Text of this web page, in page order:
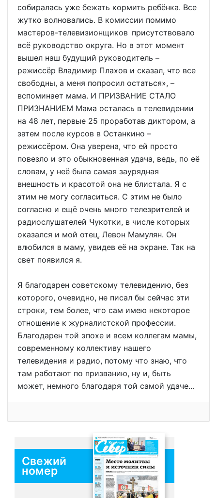
собиралась уже бежать кормить ребёнка. Все
жутко волновались. В комиссии помимо
мастеров-телевизионщиков присутствовало
всё руководство округа. Но в этот момент
вышел наш будущий руководитель –
режиссёр Владимир Плахов и сказал, что все
свободны, а меня попросил остаться», –
вспоминает мама. И ПРИЗВАНИЕ СТАЛО
ПРИЗНАНИЕМ Мама осталась в телевидении
на 48 лет, первые 25 проработав диктором, а
затем после курсов в Останкино –
режиссёром. Она уверена, что ей просто
повезло и это обыкновенная удача, ведь, по её
словам, у неё была самая заурядная
внешность и красотой она не блистала. Я с
этим не могу согласиться. С этим не было
согласно и ещё очень много телезрителей и
радиослушателей Чукотки, в числе которых
оказался и мой отец, Левон Мамулян. Он
влюбился в маму, увидев её на экране. Так на
свет появился я.
Я благодарен советскому телевидению, без
которого, очевидно, не писал бы сейчас эти
строки, тем более, что сам имею некоторое
отношение к журналистской профессии.
Благодарен той эпохе и всем коллегам мамы,
современному коллективу нашего
телевидения и радио, потому что знаю, что
там работают по призванию, ну и, быть
может, немного благодаря той самой удаче…
Свежий
номер